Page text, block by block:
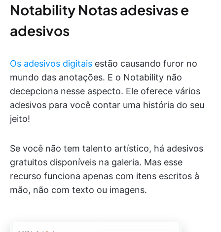
Notability Notas adesivas e
adesivos
Os adesivos digitais estão causando furor no
mundo das anotações. E o Notability não
decepciona nesse aspecto. Ele oferece vários
adesivos para você contar uma história do seu
jeito!
Se você não tem talento artístico, há adesivos
gratuitos disponíveis na galeria. Mas esse
recurso funciona apenas com itens escritos à
mão, não com texto ou imagens.